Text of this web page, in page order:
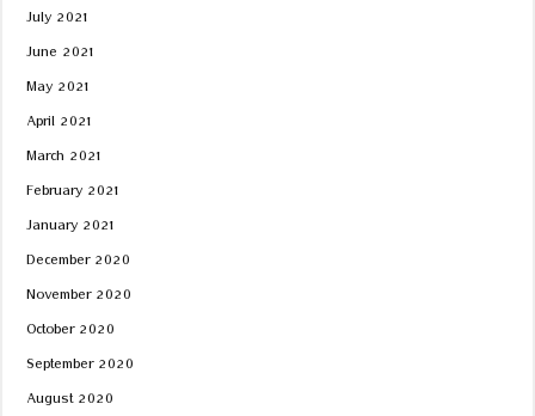
July 2021
June 2021
May 2021
April 2021
March 2021
February 2021
January 2021
December 2020
November 2020
October 2020
September 2020
August 2020